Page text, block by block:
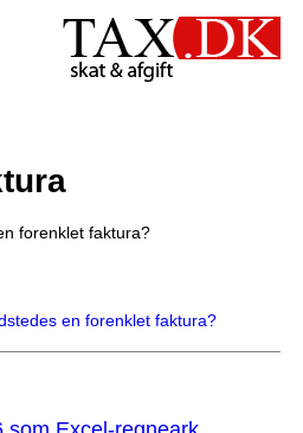
forenklet faktura?
en forenklet faktura?